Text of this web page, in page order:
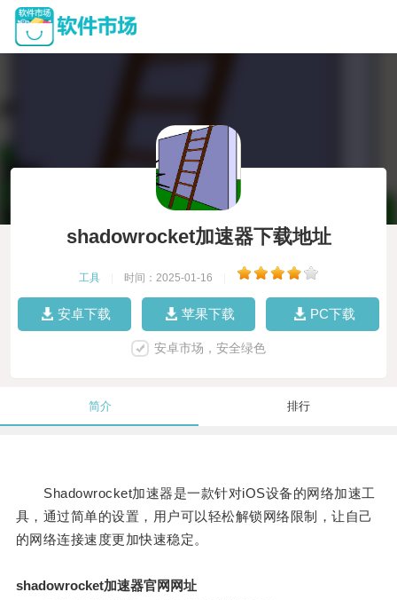
shadowrocket加速器下载地址
工具 时间：2025-01-16
安卓下载 苹果下载 PC下载
安卓市场，安全绿色
简介 排行
Shadowrocket加速器是一款针对iOS设备的网络加速工
具，通过简单的设置，用户可以轻松解锁网络限制，让自己
的网络连接速度更加快速稳定。
shadowrocket加速器官网网址